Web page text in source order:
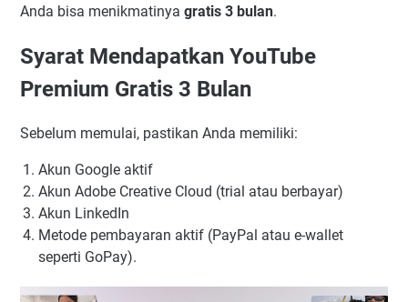
Anda bisa menikmatinya gratis 3 bulan.
Syarat Mendapatkan YouTube
Premium Gratis 3 Bulan
Sebelum memulai, pastikan Anda memiliki:
Akun Google aktif
Akun Adobe Creative Cloud (trial atau berbayar)
Akun LinkedIn
Metode pembayaran aktif (PayPal atau e-wallet
seperti GoPay).